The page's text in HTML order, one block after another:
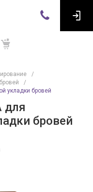
/
/
укладки бровей
для
бровей